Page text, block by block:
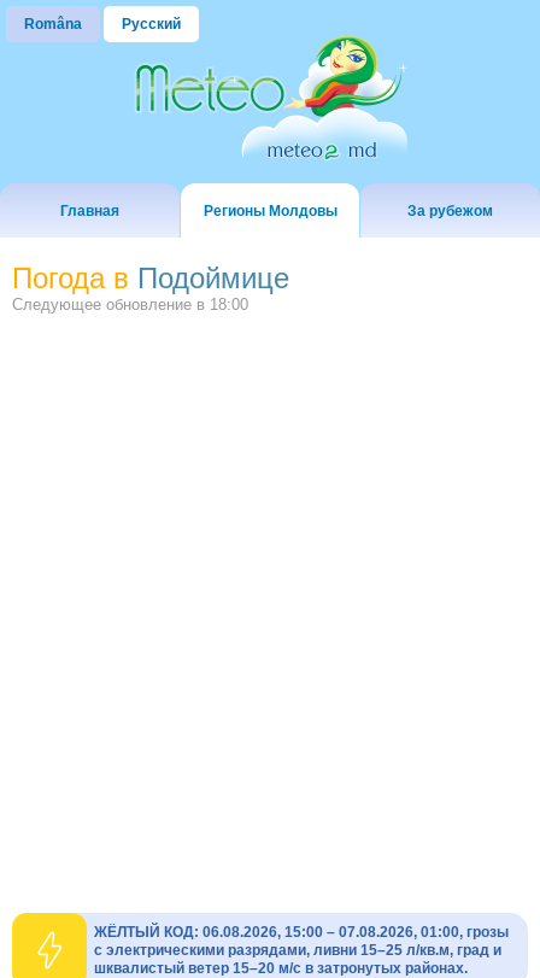
Româna Русский
Главная Регионы Молдовы За рубежом
Погода в Подоймице
Следующее обновление в 18:00
ЖЁЛТЫЙ КОД: 06.08.2026, 15:00 – 07.08.2026, 01:00, грозы
с электрическими разрядами, ливни 15–25 л/кв.м, град и
шквалистый ветер 15–20 м/с в затронутых районах.